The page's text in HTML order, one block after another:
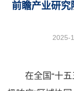
前瞻产业研
2025-
在全国“十